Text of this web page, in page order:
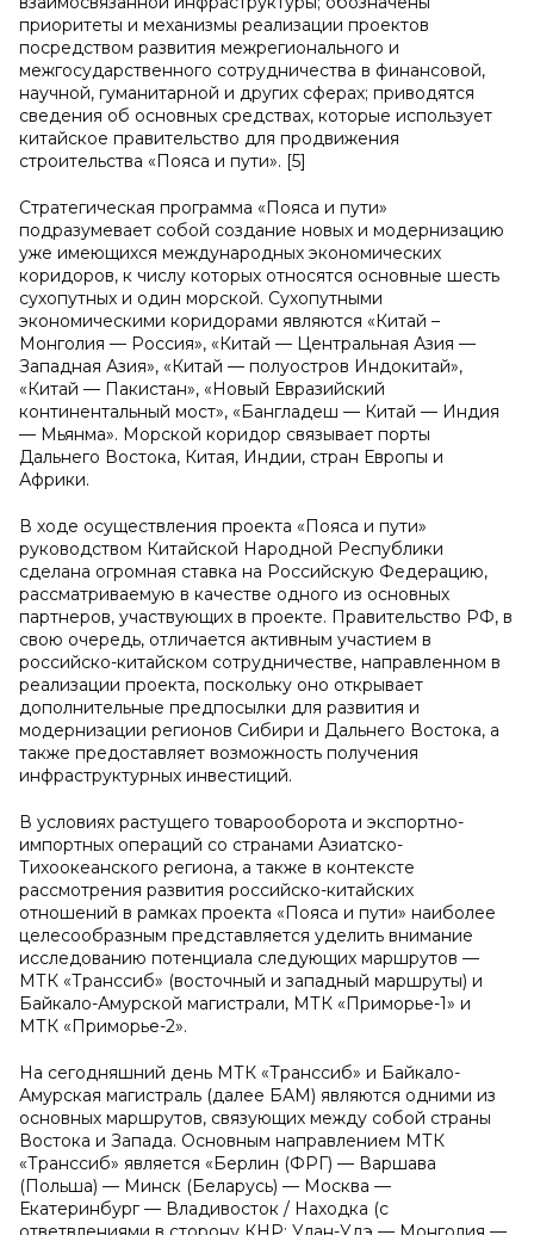
приоритеты и механизмы реализации проектов
посредством развития межрегионального и
межгосударственного сотрудничества в финансовой,
научной, гуманитарной и других сферах; приводятся
сведения об основных средствах, которые использует
китайское правительство для продвижения
строительства «Пояса и пути». [5]
Стратегическая программа «Пояса и пути»
подразумевает собой создание новых и модернизацию
уже имеющихся международных экономических
коридоров, к числу которых относятся основные шесть
сухопутных и один морской. Сухопутными
экономическими коридорами являются «Китай –
Монголия — Россия», «Китай — Центральная Азия —
Западная Азия», «Китай — полуостров Индокитай»,
«Китай — Пакистан», «Новый Евразийский
континентальный мост», «Бангладеш — Китай — Индия
— Мьянма». Морской коридор связывает порты
Дальнего Востока, Китая, Индии, стран Европы и
Африки.
В ходе осуществления проекта «Пояса и пути»
руководством Китайской Народной Республики
сделана огромная ставка на Российскую Федерацию,
рассматриваемую в качестве одного из основных
партнеров, участвующих в проекте. Правительство РФ, в
свою очередь, отличается активным участием в
российско-китайском сотрудничестве, направленном в
реализации проекта, поскольку оно открывает
дополнительные предпосылки для развития и
модернизации регионов Сибири и Дальнего Востока, а
также предоставляет возможность получения
инфраструктурных инвестиций.
В условиях растущего товарооборота и экспортно-
импортных операций со странами Азиатско-
Тихоокеанского региона, а также в контексте
рассмотрения развития российско-китайских
отношений в рамках проекта «Пояса и пути» наиболее
целесообразным представляется уделить внимание
исследованию потенциала следующих маршрутов —
МТК «Транссиб» (восточный и западный маршруты) и
Байкало-Амурской магистрали, МТК «Приморье-1» и
МТК «Приморье-2».
На сегодняшний день МТК «Транссиб» и Байкало-
Амурская магистраль (далее БАМ) являются одними из
основных маршрутов, связующих между собой страны
Востока и Запада. Основным направлением МТК
«Транссиб» является «Берлин (ФРГ) — Варшава
(Польша) — Минск (Беларусь) — Москва —
Екатеринбург — Владивосток / Находка (с